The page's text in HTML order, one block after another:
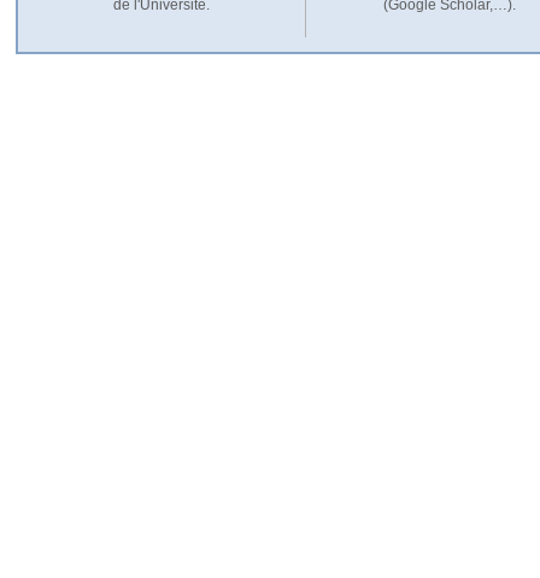
de l'Université.
(Google Scholar,…).